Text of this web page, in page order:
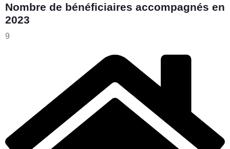
Nombre de bénéficiaires accompagnés en
2023
9